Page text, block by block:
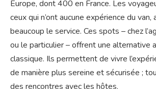
Europe, dont 400 en France. Les
ceux qui n’ont aucune expérience du van,
beaucoup le service. Ces spots – chez
ou le particulier – offrent une alternative
classique. Ils permettent de vivre
de manière plus sereine et sécurisée ;
des rencontres avec les hôtes.